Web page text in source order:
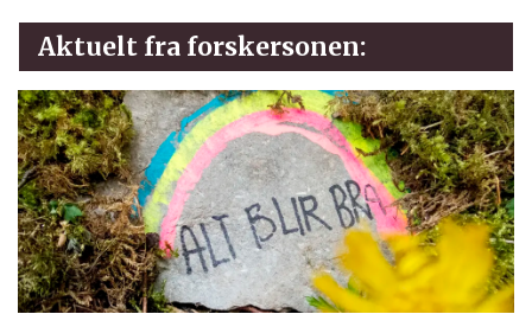
Aktuelt fra forskersonen: